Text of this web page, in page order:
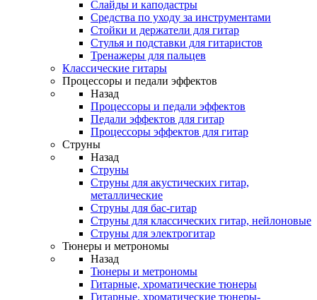
Слайды и каподастры
Средства по уходу за инструментами
Стойки и держатели для гитар
Стулья и подставки для гитаристов
Тренажеры для пальцев
Классические гитары
Процессоры и педали эффектов
Назад
Процессоры и педали эффектов
Педали эффектов для гитар
Процессоры эффектов для гитар
Струны
Назад
Струны
Струны для акустических гитар,
металлические
Струны для бас-гитар
Струны для классических гитар, нейлоновые
Струны для электрогитар
Тюнеры и метрономы
Назад
Тюнеры и метрономы
Гитарные, хроматические тюнеры
Гитарные, хроматические тюнеры-